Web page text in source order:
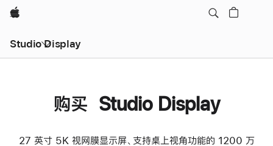
Apple
Studio Display
购买 Studio Display
27 英寸 5K 视网膜显示屏、支持桌上视角功能的 1200 万